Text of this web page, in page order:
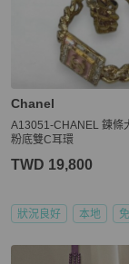
Chanel
A13051-CHANEL 鍊條
粉底雙C耳環
TWD 19,800
狀況良好 本地